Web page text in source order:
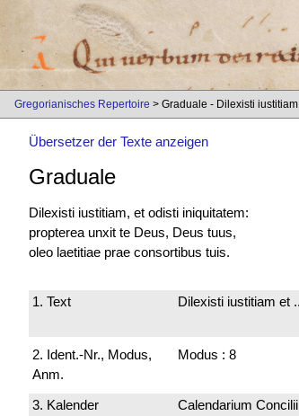
Gregorianisches Repertoire > Graduale - Dilexisti
Übersetzer der Texte anzeigen
Graduale
Dilexisti iustitiam, et odisti iniquitatem:
propterea unxit te Deus, Deus tuus,
oleo laetitiae prae consortibus tuis.
1. Text Dilexisti iustitiam et
2. Ident.-Nr., Modus,
Anm.
Modus : 8
3. Kalender
Calendarium